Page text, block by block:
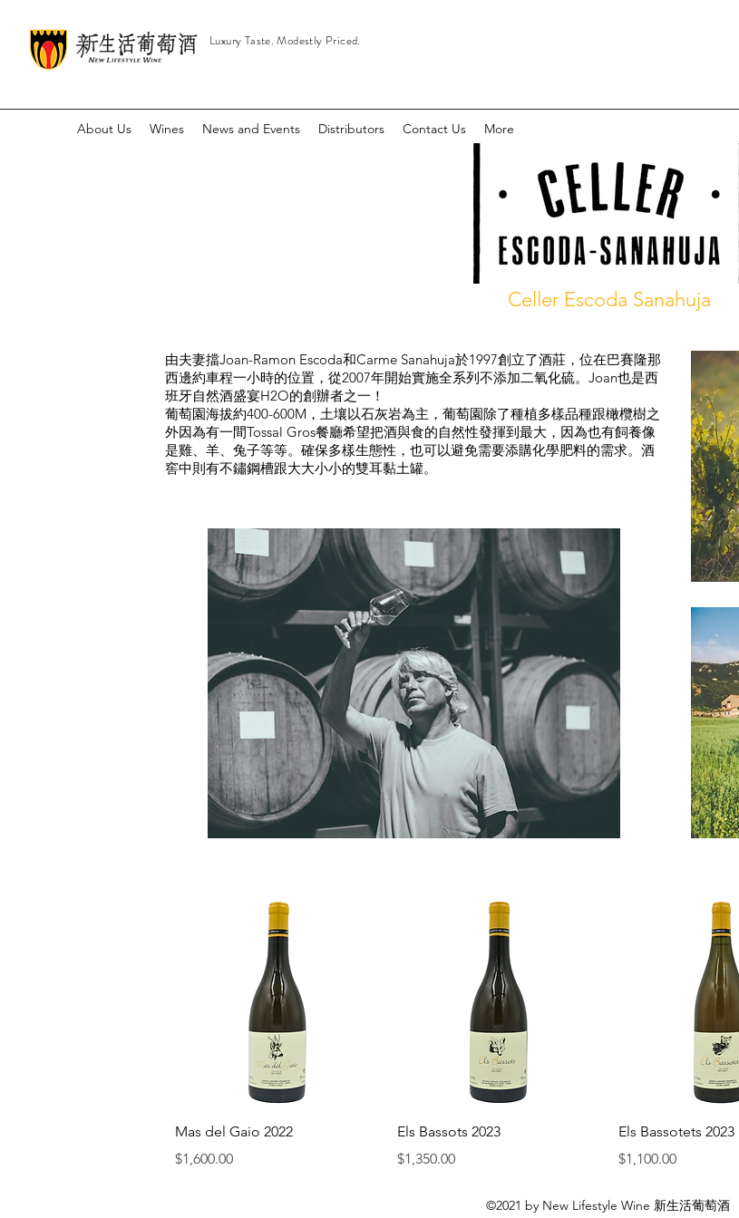
Luxury Taste. Modestly Priced.
About Us Wines News and Events Distributors Contact Us More
Celler Escoda Sanahuja
由夫妻擋Joan-Ramon Escoda和Carme Sanahuja於1997創立了酒莊，位在巴賽隆那
西邊約車程一小時的位置，從2007年開始實施全系列不添加二氧化硫。Joan也是西
班牙自然酒盛宴H2O的創辦者之一！
葡萄園海拔約400-600M，土壤以石灰岩為主，葡萄園除了種植多樣品種跟橄欖樹之
外因為有一間Tossal Gros餐廳希望把酒與食的自然性發揮到最大，因為也有飼養像
是雞、羊、兔子等等。確保多樣生態性，也可以避免需要添購化學肥料的需求。酒
窖中則有不鏽鋼槽跟大大小小的雙耳黏土罐。
快速瀏覽
Mas del Gaio 2022
價格
$1,600.00
快速瀏覽
Els Bassots 2023
價格
$1,350.00
快速瀏覽
Els Bassotets 2023
價格
$1,100.00
©2021 by New Lifestyle Wine 新生活葡萄酒